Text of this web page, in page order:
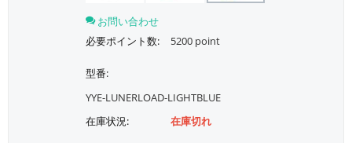
お問い合わせ
必要ポイント数:
5200 point
型番:
YYE-LUNERLOAD-LIGHTBLUE
在庫状況:
在庫切れ